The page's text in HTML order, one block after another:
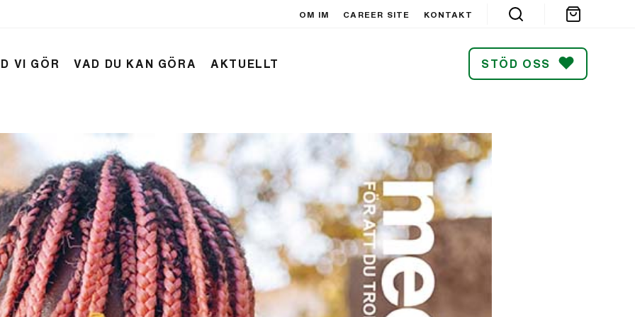
OM IM CAREER SITE KONTAKT
VI GÖR VAD DU KAN GÖRA AKTUELLT STÖD OSS